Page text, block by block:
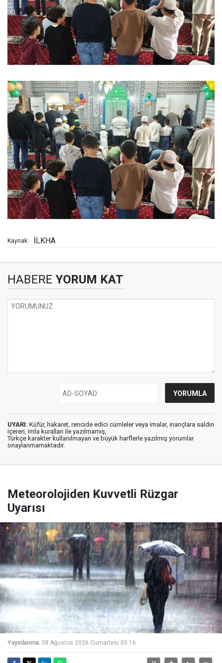
Kaynak: İLKHA
HABERE YORUM KAT
UYARI: Küfür, hakaret, rencide edici cümleler veya imalar, inançlara saldırı
içeren, imla kuralları ile yazılmamış,
Türkçe karakter kullanılmayan ve büyük harflerle yazılmış yorumlar
onaylanmamaktadır.
Meteorolojiden Kuvvetli Rüzgar
Uyarısı
Yayınlanma: 08 Ağustos 2026 Cumartesi 00:16